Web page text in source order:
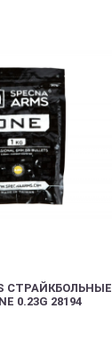
СТРАЙКБОЛЬНЫЕ
0.23G 28194